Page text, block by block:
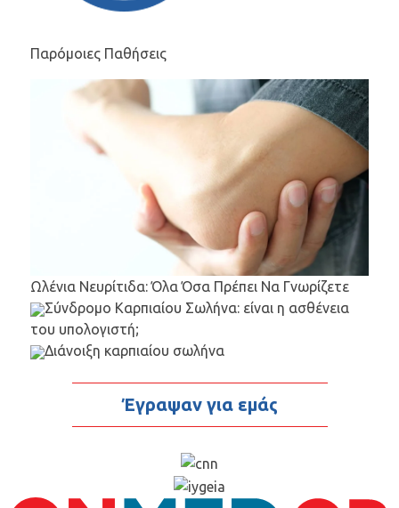
Παρόμοιες Παθήσεις
Ωλένια Νευρίτιδα: Όλα Όσα Πρέπει Να Γνωρίζετε
Σύνδρομο Καρπιαίου Σωλήνα: είναι η ασθένεια
του υπολογιστή;
Διάνοιξη καρπιαίου σωλήνα
Έγραψαν για εμάς